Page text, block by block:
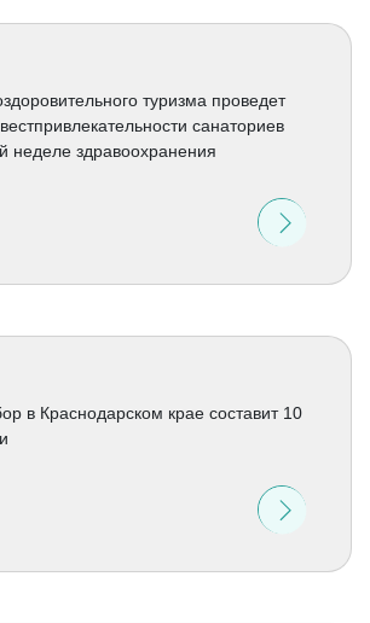
туризма проведет
санаториев
неделе здравоохранения
в Краснодарском крае составит 10